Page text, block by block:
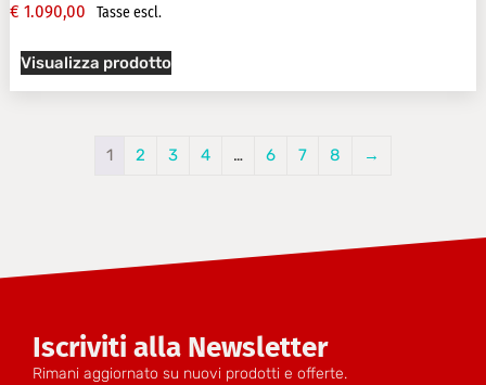
€ 1.090,00 Tasse escl.
Visualizza prodotto
1 2 3 4 … 6 7 8 →
Iscriviti alla Newsletter
Rimani aggiornato su nuovi prodotti e offerte.